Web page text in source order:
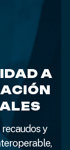
A
y